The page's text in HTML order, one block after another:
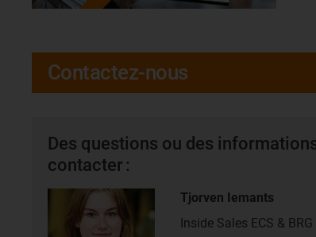
Contactez-nous
Des questions ou des
contacter :
Tjorven Iemants
Inside Sales ECS & BRG